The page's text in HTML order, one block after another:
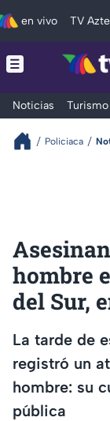
en vivo TV
Noticias Turismo
Policiaca
hombre
del Sur,
La tarde de
registró un
hombre: su
pública